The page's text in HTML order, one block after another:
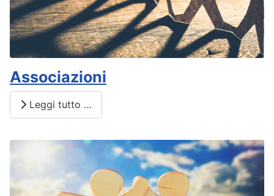
Associazioni
Leggi tutto …